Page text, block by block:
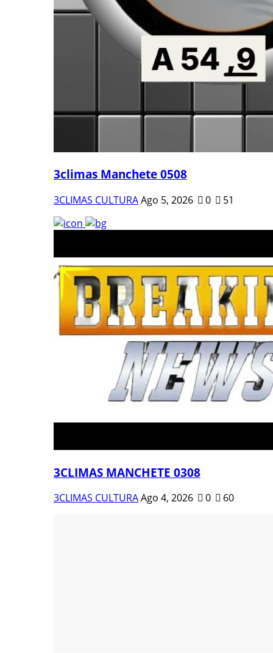
3climas Manchete 0508
3CLIMAS CULTURAAgo 5, 2026 0 51
3CLIMAS MANCHETE 0308
3CLIMAS CULTURAAgo 4, 2026 0 60